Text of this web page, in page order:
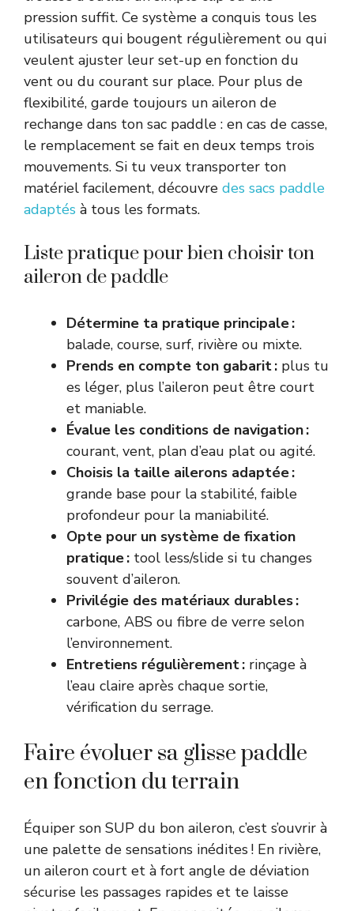
pression suffit. Ce système a conquis tous les
utilisateurs qui bougent régulièrement ou qui
veulent ajuster leur set-up en fonction du
vent ou du courant sur place. Pour plus de
flexibilité, garde toujours un aileron de
rechange dans ton sac paddle : en cas de casse,
le remplacement se fait en deux temps trois
mouvements. Si tu veux transporter ton
matériel facilement, découvre des sacs paddle
adaptés à tous les formats.
Liste pratique pour bien choisir ton
aileron de paddle
Détermine ta pratique principale :
balade, course, surf, rivière ou mixte.
Prends en compte ton gabarit : plus tu
es léger, plus l’aileron peut être court
et maniable.
Évalue les conditions de navigation :
courant, vent, plan d’eau plat ou agité.
Choisis la taille ailerons adaptée :
grande base pour la stabilité, faible
profondeur pour la maniabilité.
Opte pour un système de fixation
pratique : tool less/slide si tu changes
souvent d’aileron.
Privilégie des matériaux durables :
carbone, ABS ou fibre de verre selon
l’environnement.
Entretiens régulièrement : rinçage à
l’eau claire après chaque sortie,
vérification du serrage.
Faire évoluer sa glisse paddle
en fonction du terrain
Équiper son SUP du bon aileron, c’est s’ouvrir à
une palette de sensations inédites ! En rivière,
un aileron court et à fort angle de déviation
sécurise les passages rapides et te laisse